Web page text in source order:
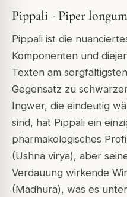
Pippali - Piper
Pippali ist die
Komponenten und
Texten am
Gegensatz zu
Ingwer, die eindeutig
sind, hat Pippali ein
pharmakologisches
(Ushna virya), aber
Verdauung wirkende
(Madhura), was es